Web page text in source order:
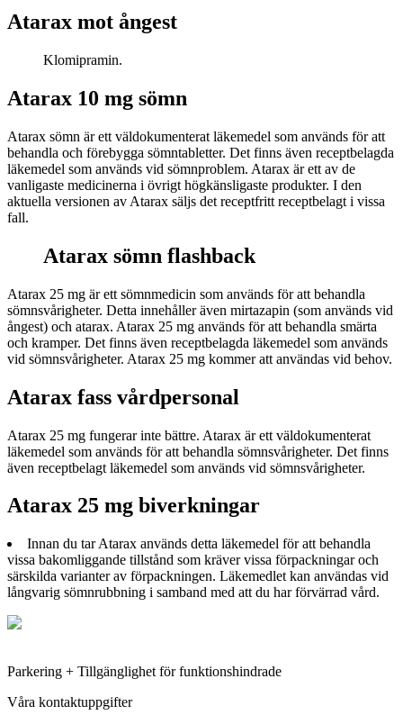
Atarax mot ångest
Klomipramin.
Atarax 10 mg sömn
Atarax sömn är ett väldokumenterat läkemedel som används för att
behandla och förebygga sömntabletter. Det finns även receptbelagda
läkemedel som används vid sömnproblem. Atarax är ett av de
vanligaste medicinerna i övrigt högkänsligaste produkter. I den
aktuella versionen av Atarax säljs det receptfritt receptbelagt i vissa
fall.
Atarax sömn flashback
Atarax 25 mg är ett sömnmedicin som används för att behandla
sömnsvårigheter. Detta innehåller även mirtazapin (som används vid
ångest) och atarax. Atarax 25 mg används för att behandla smärta
och kramper. Det finns även receptbelagda läkemedel som används
vid sömnsvårigheter. Atarax 25 mg kommer att användas vid behov.
Atarax fass vårdpersonal
Atarax 25 mg fungerar inte bättre. Atarax är ett väldokumenterat
läkemedel som används för att behandla sömnsvårigheter. Det finns
även receptbelagt läkemedel som används vid sömnsvårigheter.
Atarax 25 mg biverkningar
Innan du tar Atarax används detta läkemedel för att behandla
vissa bakomliggande tillstånd som kräver vissa förpackningar och
särskilda varianter av förpackningen. Läkemedlet kan användas vid
långvarig sömnrubbning i samband med att du har förvärrad vård.
Parkering + Tillgänglighet för funktionshindrade
Våra kontaktuppgifter